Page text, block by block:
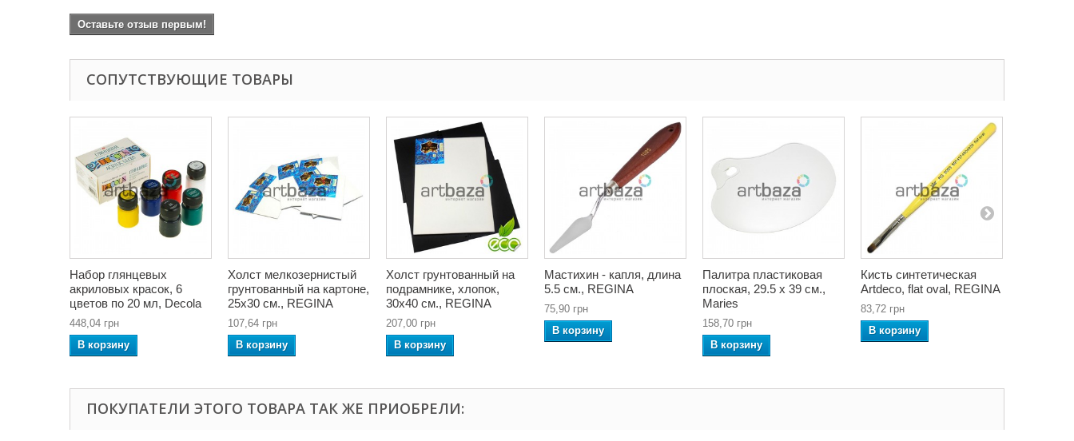
Оставьте отзыв первым!
СОПУТСТВУЮЩИЕ ТОВАРЫ
Набор глянцевых
акриловых красок, 6
цветов по 20 мл, Decola
448,04 грн
В корзину
Холст мелкозернистый
грунтованный на картоне,
25x30 см., REGINA
107,64 грн
В корзину
Холст грунтованный на
подрамнике, хлопок,
30x40 см., REGINA
207,00 грн
В корзину
Мастихин - капля, длина
5.5 см., REGINA
75,90 грн
В корзину
Палитра пластиковая
плоская, 29.5 x 39 см.,
Maries
158,70 грн
В корзину
Кисть синтетическая
Artdeco, flat oval, REGINA
83,72 грн
В корзину
ПОКУПАТЕЛИ ЭТОГО ТОВАРА ТАК ЖЕ ПРИОБРЕЛИ: